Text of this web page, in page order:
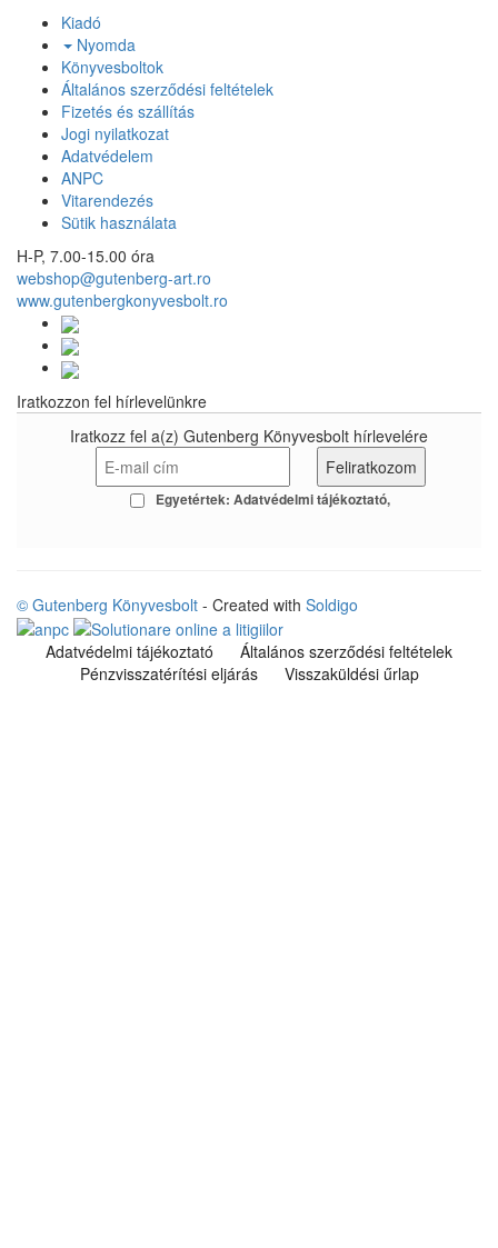
Kiadó
Nyomda
Könyvesboltok
Általános szerződési feltételek
Fizetés és szállítás
Jogi nyilatkozat
Adatvédelem
ANPC
Vitarendezés
Sütik használata
H-P, 7.00-15.00 óra
webshop@gutenberg-art.ro
www.gutenbergkonyvesbolt.ro
Iratkozzon fel hírlevelünkre
Iratkozz fel a(z) Gutenberg Könyvesbolt hírlevelére
Egyetértek: Adatvédelmi tájékoztató
© Gutenberg Könyvesbolt - Created with Soldigo
Adatvédelmi tájékoztató
Általános szerződési feltételek
Pénzvisszatérítési eljárás
Visszaküldési űrlap